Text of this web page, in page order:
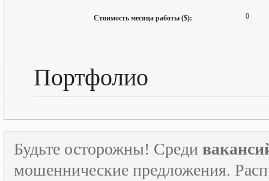
Стоимость месяца работы ($): 0
Портфолио
Будьте осторожны! Среди
мошеннические предложения.